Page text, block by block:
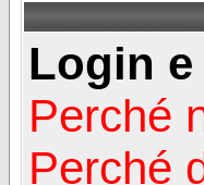
Login
Perché
Perché